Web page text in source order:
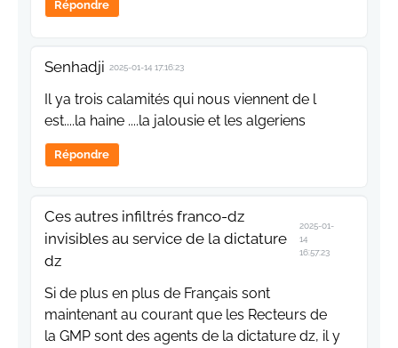
Répondre
Senhadji 2025-01-14 17:16:23
Il ya trois calamités qui nous viennent de l
est....la haine ....la jalousie et les algeriens
Répondre
Ces autres infiltrés franco-dz
invisibles au service de la dictature
dz
2025-01-
14
16:57:23
Si de plus en plus de Français sont
maintenant au courant que les Recteurs de
la GMP sont des agents de la dictature dz, il y